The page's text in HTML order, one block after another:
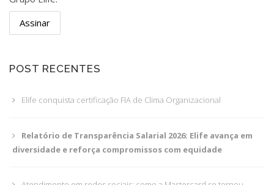
POST RECENTES
Elife conquista certificação FIA de Clima Organizacional
Relatório de Transparência Salarial 2026: Elife avança em
diversidade e reforça compromissos com equidade